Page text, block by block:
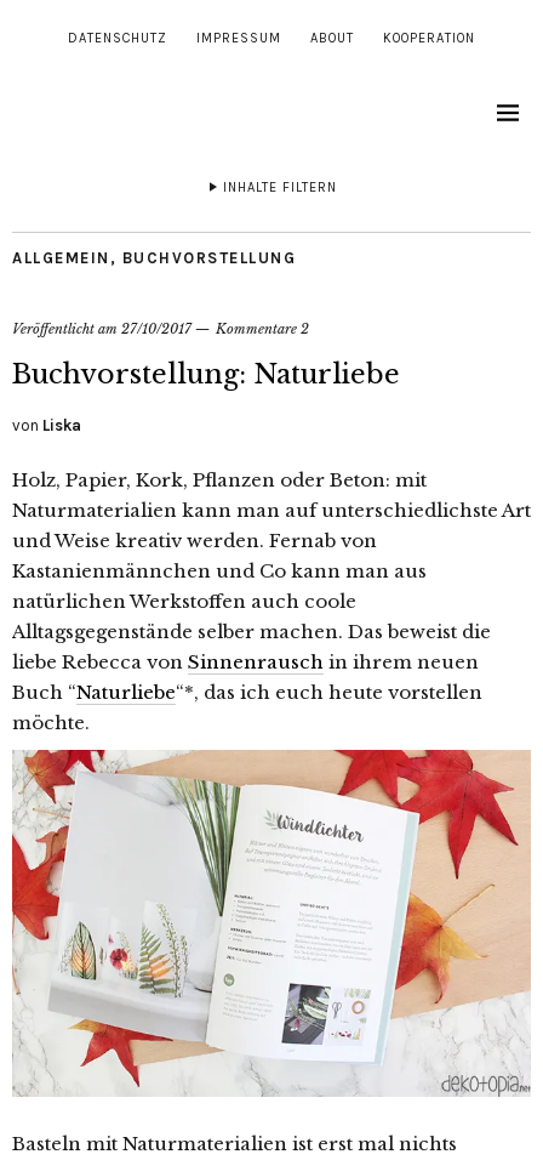
DATENSCHUTZ IMPRESSUM ABOUT KOOPERATION
INHALTE FILTERN
ALLGEMEIN , BUCHVORSTELLUNG
Veröffentlicht am 27/10/2017 Kommentare 2
Buchvorstellung: Naturliebe
von Liska
Holz, Papier, Kork, Pflanzen oder Beton: mit
Naturmaterialien kann man auf unterschiedlichste Art
und Weise kreativ werden. Fernab von
Kastanienmännchen und Co kann man aus
natürlichen Werkstoffen auch coole
Alltagsgegenstände selber machen. Das beweist die
liebe Rebecca von Sinnenrausch in ihrem neuen
Buch “Naturliebe“*, das ich euch heute vorstellen
möchte.
Basteln mit Naturmaterialien ist erst mal nichts